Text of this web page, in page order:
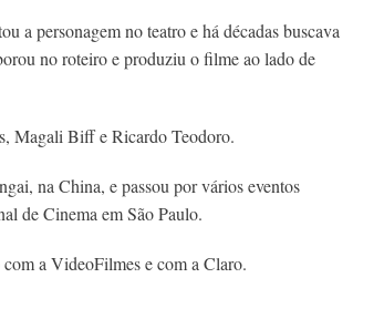
a personagem no teatro e há décadas buscava
no roteiro e produziu o filme ao lado de
Magali Biff e Ricardo Teodoro.
na China, e passou por vários eventos
de Cinema em São Paulo.
a VideoFilmes e com a Claro.